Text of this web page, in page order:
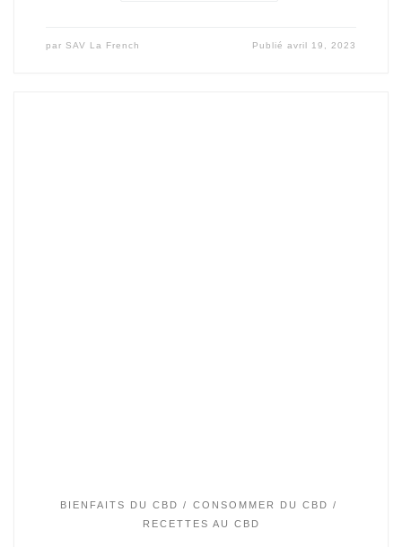
par SAV La French Publiéavril 19, 2023
BIENFAITS DU CBD
CONSOMMER DU CBD
RECETTES AU CBD